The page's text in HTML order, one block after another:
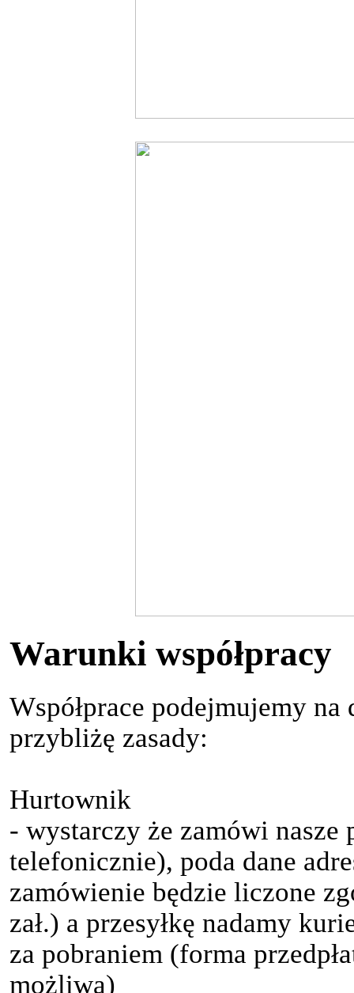
Warunki współpracy
Współprace podejmujemy
przybliżę zasady:
Hurtownik
- wystarczy że zamówi
telefonicznie), poda dane
zamówienie będzie liczone
zał.) a przesyłkę nadamy
za pobraniem (forma
możliwa)